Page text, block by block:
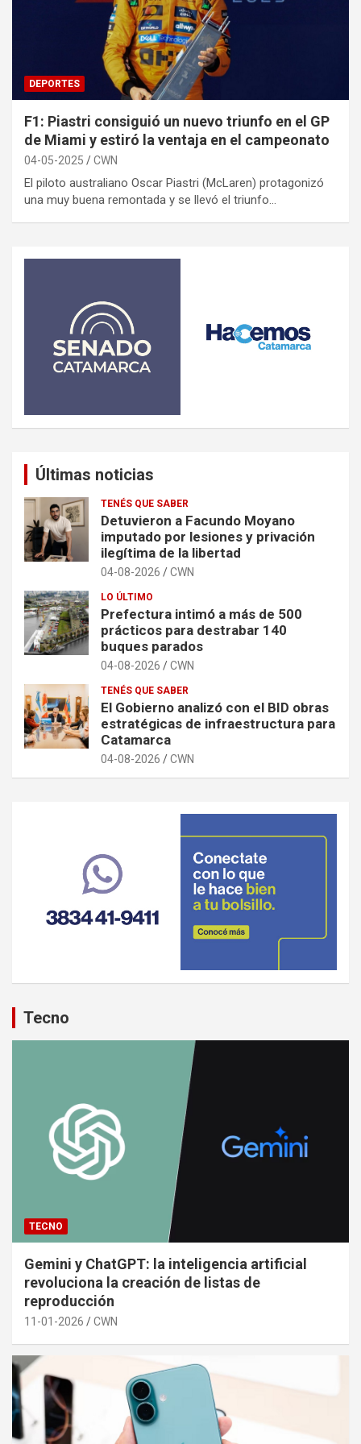
DEPORTES
F1: Piastri consiguió un nuevo triunfo en el GP
de Miami y estiró la ventaja en el campeonato
04-05-2025 CWN
El piloto australiano Oscar Piastri (McLaren) protagonizó
una muy buena remontada y se llevó el triunfo…
Últimas noticias
TENÉS QUE SABER
Detuvieron a Facundo Moyano
imputado por lesiones y privación
ilegítima de la libertad
04-08-2026 CWN
LO ÚLTIMO
Prefectura intimó a más de 500
prácticos para destrabar 140
buques parados
04-08-2026 CWN
TENÉS QUE SABER
El Gobierno analizó con el BID obras
estratégicas de infraestructura para
Catamarca
04-08-2026 CWN
Tecno
TECNO
Gemini y ChatGPT: la inteligencia artificial
revoluciona la creación de listas de
reproducción
11-01-2026 CWN